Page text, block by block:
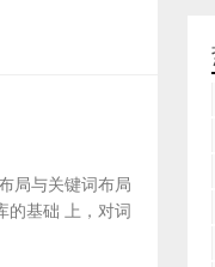
局与关键词布局
的基础 上，对词